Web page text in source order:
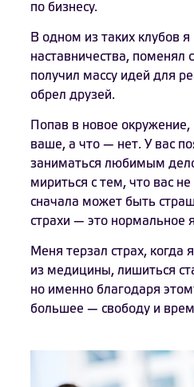
по бизнесу.
В одном из таких клубов
наставничества, поменял
получил массу идей для
обрел друзей.
Попав в новое
ваше, а что — нет. У вас
заниматься любимым
мириться с тем, что вас
сначала может быть
страхи — это нормальное
Меня терзал страх, когда
из медицины, лишиться
но именно благодаря
большее — свободу и